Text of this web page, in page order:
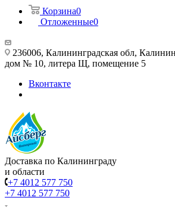
Корзина0
Отложенные0
236006, Калининградская обл,
дом № 10, литера Щ, помещение 5
Вконтакте
Доставка по Калининграду
и области
+7 4012 577 750
+7 4012 577 750